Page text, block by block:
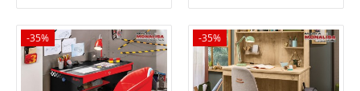
Birou alb copii Romantica - Cilek -
-35% -35%